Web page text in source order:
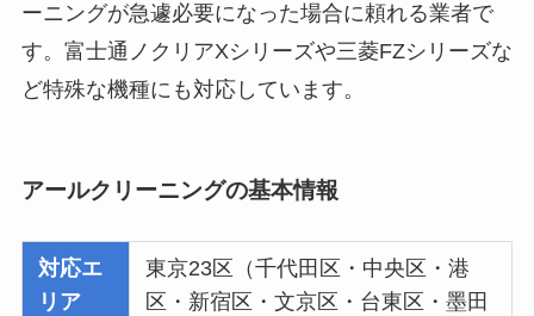
ーニングが急遽必要になった場合に頼れる業者で
す。富士通ノクリアXシリーズや三菱FZシリーズな
ど特殊な機種にも対応しています。
アールクリーニングの基本情報
対応エ
リア
東京23区（千代田区・中央区・港
区・新宿区・文京区・台東区・墨田